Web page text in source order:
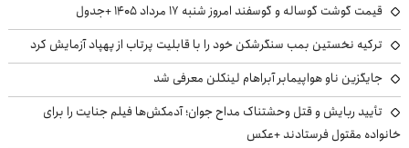
قیمت گوشت گوساله و گوسفند امروز شنبه ۱۷ مرداد ۱۴۰۵ +جدول
ترکیه نخستین بمب سنگرشکن خود را با قابلیت پرتاب از پهپاد آزمایش کرد
جایگزین ناو هواپیمابر آبراهام لینکلن معرفی شد
تأیید ربایش و قتل وحشتناک مداح جوان؛ آدمکش‌ها فیلم جنایت را برای
خانواده مقتول فرستادند +عکس